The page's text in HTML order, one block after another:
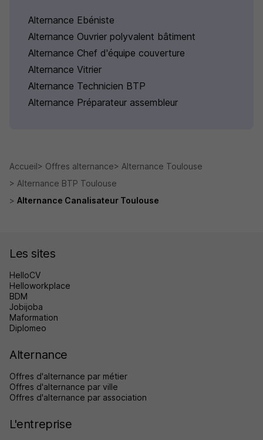
Alternance Ebéniste
Alternance Ouvrier polyvalent bâtiment
Alternance Chef d'équipe couverture
Alternance Vitrier
Alternance Technicien BTP
Alternance Préparateur assembleur
Accueil Offres alternance
Alternance Toulouse
Alternance BTP Toulouse
Alternance Canalisateur Toulouse
Les sites
HelloCV
Helloworkplace
BDM
Jobijoba
Maformation
Diplomeo
Alternance
Offres d'alternance par métier
Offres d'alternance par ville
Offres d'alternance par association
L'entreprise